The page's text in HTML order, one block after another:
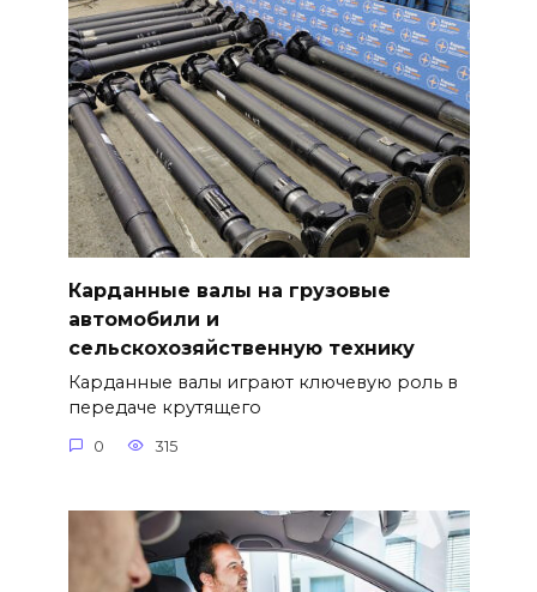
Карданные валы на грузовые
автомобили и
сельскохозяйственную технику
Карданные валы играют ключевую роль в
передаче крутящего
0 315